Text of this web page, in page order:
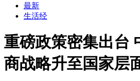
最新
生活经
重磅政策密集出台
商战略升至国家层